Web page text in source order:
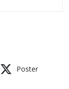
Poster